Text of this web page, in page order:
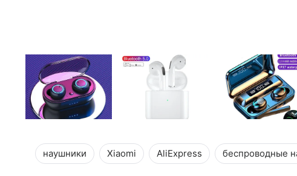
наушники Xiaomi AliExpress беспроводные